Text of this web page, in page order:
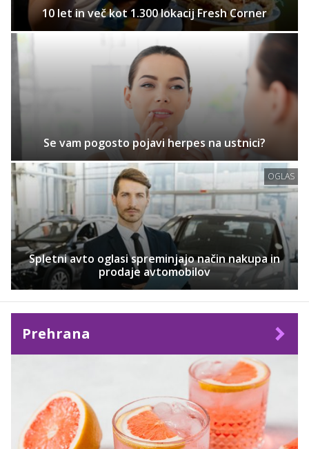
10 let in več kot 1.300 lokacij Fresh Corner
Se vam pogosto pojavi herpes na ustnici?
OGLAS
Spletni avto oglasi spreminjajo način nakupa in
prodaje avtomobilov
Prehrana